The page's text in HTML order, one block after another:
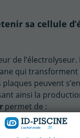
sa cellule
de l’électrolyseur.
qui transforment
peuvent
ainsi la
permet de :
performances de